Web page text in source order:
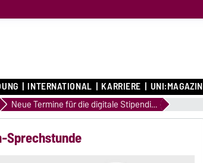
INTERNATIONAL KARRIERE UNI:MAGAZIN
Neue Termine für die digitale Stipendien-Sprechstunde
Sprechstunde